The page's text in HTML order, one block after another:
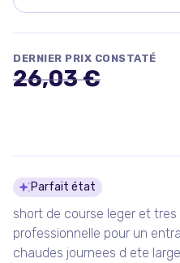
DERNIER PRIX CONSTATÉ
26,03 €
Détails du
Parfait état
short de course leger et
professionnelle pour un
chaudes journees d ete